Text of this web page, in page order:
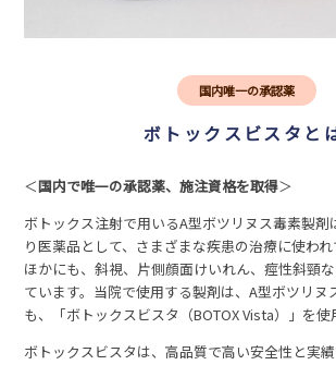
ボトックスビスタと
国内唯一の承認薬
＜国内で唯一の承認薬、施注資格を取得＞
ボトックス注射で用いるA型ボツリヌス毒素製剤
り医薬品として、さまざまな疾患の治療に使わ
ほかにも、斜視、片側顔面けいれん、痙性斜頸
ています。当院で使用する製剤は、A型ボツリヌ
も、「ボトックスビスタ（BOTOX Vista）」を使
ボトックスビスタは、高品質で高い安全性と実